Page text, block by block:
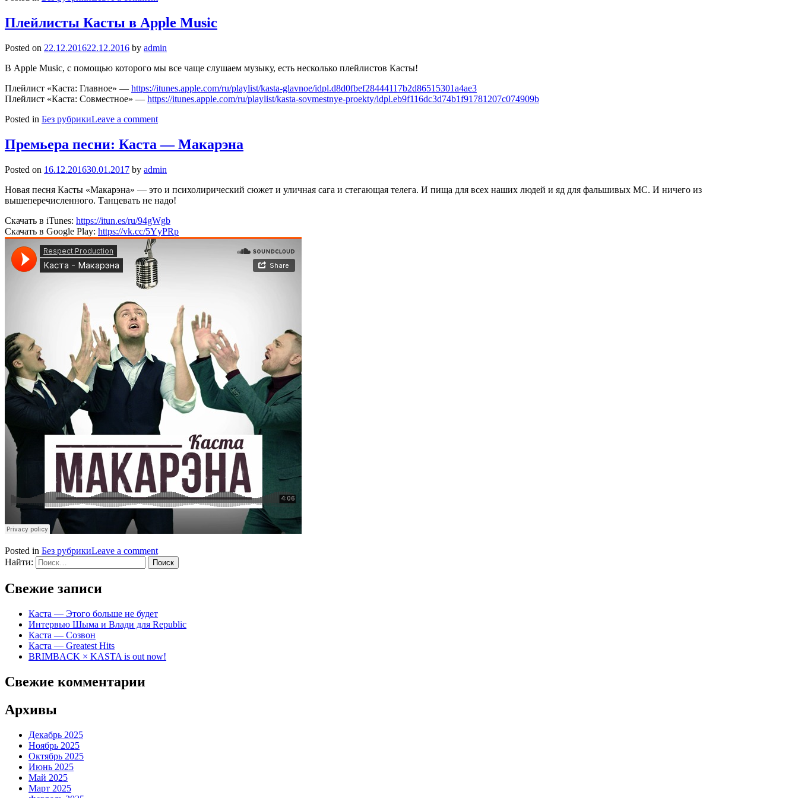
Плейлисты Касты в Apple Music
Posted on 22.12.201622.12.2016 by admin
В Apple Music, с помощью которого мы все чаще слушаем музыку, есть несколько плейлистов Касты!
Плейлист «Каста: Главное» — https://itunes.apple.com/ru/playlist/kasta-glavnoe/idpl.d8d0fbef28444117b2d86515301a4ae3
Плейлист «Каста: Совместное» — https://itunes.apple.com/ru/playlist/kasta-sovmestnye-proekty/idpl.eb9f116dc3d74b1f91781207c074909b
Posted in Без рубрикиLeave a comment
Премьера песни: Каста — Макарэна
Posted on 16.12.201630.01.2017 by admin
Новая песня Касты «Макарэна» — это и психолирический сюжет и уличная сага и стегающая телега. И пища для всех наших людей и яд для фальшивых MC. И ничего из
вышеперечисленного. Танцевать не надо!
Скачать в iTunes: https://itun.es/ru/94gWgb
Скачать в Google Play: https://vk.cc/5YyPRp
Posted in Без рубрикиLeave a comment
Найти:
Свежие записи
Каста — Этого больше не будет
Интервью Шыма и Влади для Republic
Каста — Созвон
Каста — Greatest Hits
BRIMBACK × KASTA is out now!
Свежие комментарии
Архивы
Декабрь 2025
Ноябрь 2025
Октябрь 2025
Июнь 2025
Май 2025
Март 2025